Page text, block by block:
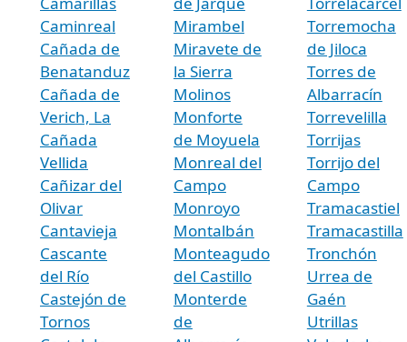
Caminreal
Cañada de
Benatanduz
Cañada de
Verich, La
Cañada
Vellida
Cañizar del
Olivar
Cantavieja
Cascante
del Río
Castejón de
Tornos
Mirambel
Miravete de
la Sierra
Molinos
Monforte
de Moyuela
Monreal del
Campo
Monroyo
Montalbán
Monteagudo
del Castillo
Monterde
de
Torremocha
de Jiloca
Torres de
Albarracín
Torrevelilla
Torrijas
Torrijo del
Campo
Tramacastiel
Tramacastilla
Tronchón
Urrea de
Gaén
Utrillas